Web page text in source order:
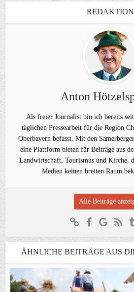
REDAKTION
Anton
Als freier Journalist bin ich bereits
täglichen Pressearbeit für die Region
Oberbayern befasst. Mit den
eine Plattform bieten für Beiträge aus
Landwirtschaft, Tourismus und Kirche,
Medien keinen breiten Raum
Alle Beiträge
ÄHNLICHE BEITRÄGE AUS